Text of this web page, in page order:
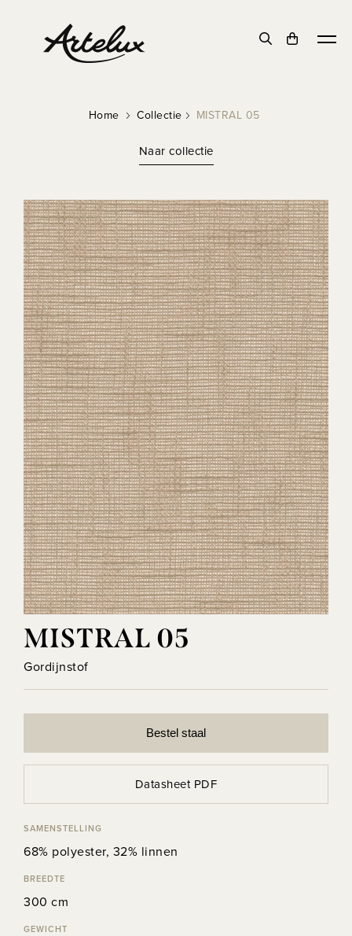
Home Collectie MISTRAL 05
Naar collectie
MISTRAL 05
Gordijnstof
Bestel staal
Datasheet PDF
SAMENSTELLING
68% polyester, 32% linnen
BREEDTE
300 cm
GEWICHT